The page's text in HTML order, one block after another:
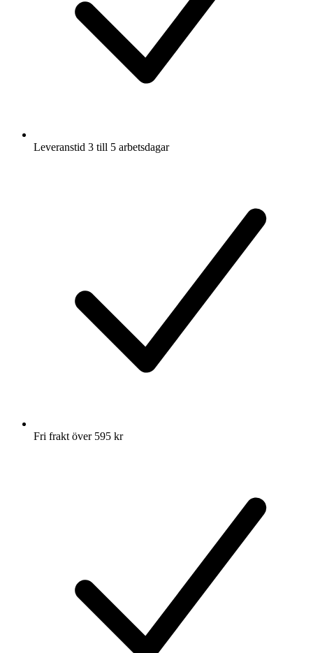
Leveranstid 3 till 5 arbetsdagar
Fri frakt över 595 kr